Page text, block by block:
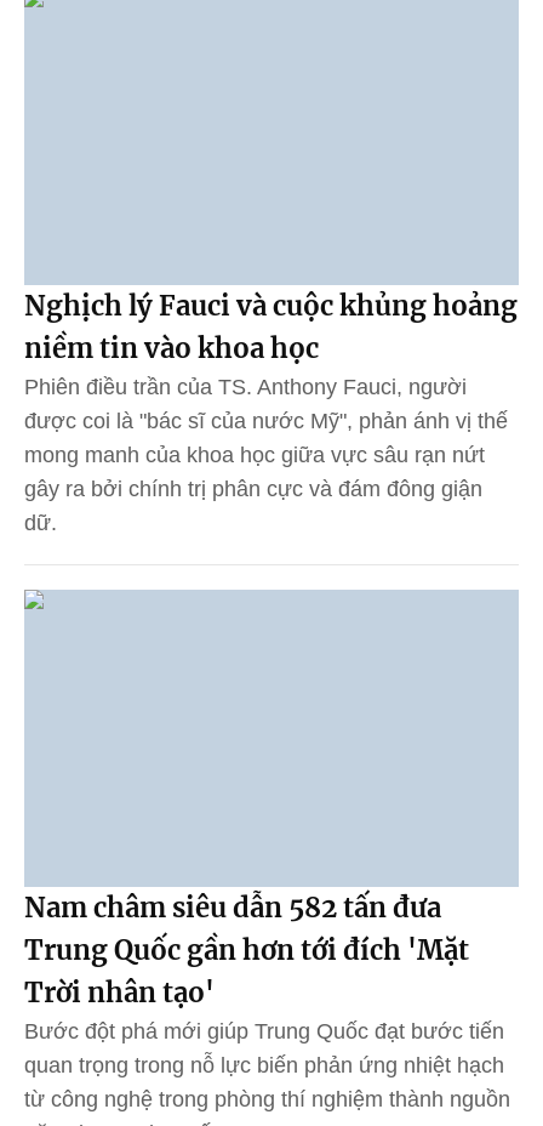
Nghịch lý Fauci và cuộc khủng hoảng
niềm tin vào khoa học
Phiên điều trần của TS. Anthony Fauci, người
được coi là "bác sĩ của nước Mỹ", phản ánh vị thế
mong manh của khoa học giữa vực sâu rạn nứt
gây ra bởi chính trị phân cực và đám đông giận
dữ.
Nam châm siêu dẫn 582 tấn đưa
Trung Quốc gần hơn tới đích 'Mặt
Trời nhân tạo'
Bước đột phá mới giúp Trung Quốc đạt bước tiến
quan trọng trong nỗ lực biến phản ứng nhiệt hạch
từ công nghệ trong phòng thí nghiệm thành nguồn